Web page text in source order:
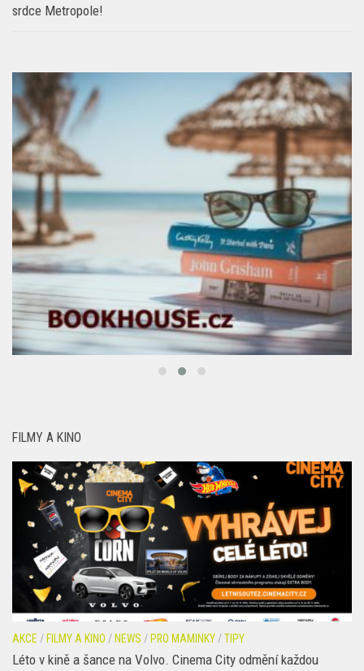
srdce Metropole!
FILMY A KINO
AKCE / FILMY A KINO / NEWS / PRO MAMINKY /TIPY
Léto v kině a šance na Volvo. Cinema City odmění každou